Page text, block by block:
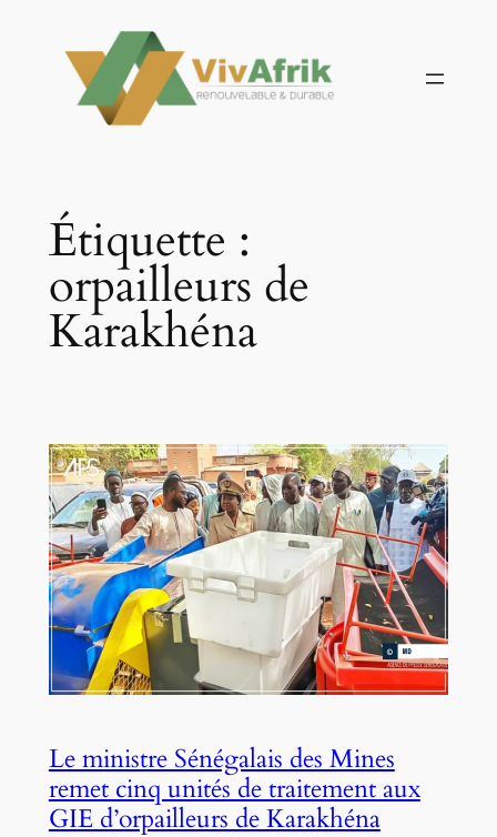
contenu
Étiquette :
orpailleurs de
Karakhéna
Le ministre Sénégalais des Mines
remet cinq unités de traitement aux
GIE d’orpailleurs de Karakhéna